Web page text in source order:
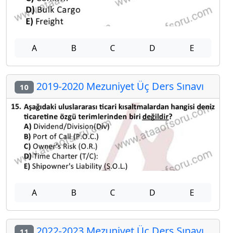
A B C D E
10 2019-2020 Mezuniyet Üç Ders Sınavı
A B C D E